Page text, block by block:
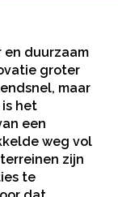
en duurzaam
groter
maar
het
een
weg vol
zijn
te